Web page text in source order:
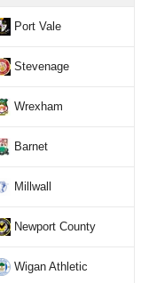
Port Vale
Stevenage
Wrexham
Barnet
Millwall
Newport County
Wigan Athletic